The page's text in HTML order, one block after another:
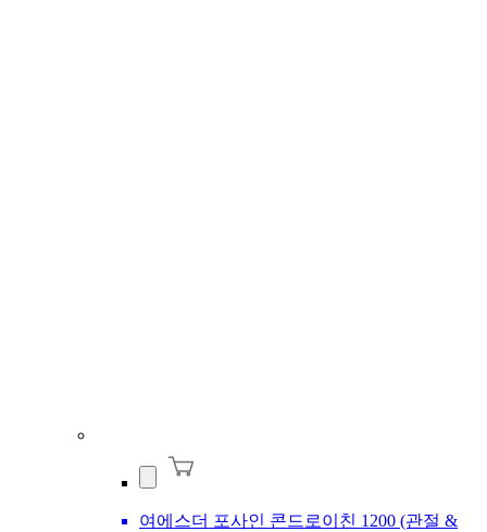
여에스더 포사인 콘드로이친 1200 (관절 &